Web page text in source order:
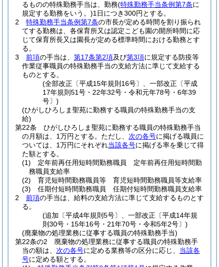
るものの特殊勤務手当は、勤務(特殊勤務手当条例第7条に
規定する勤務をいう。)1日につき300円とする。
2
特殊勤務手当条例第7条の市長が定める時間を割り振られ
てする勤務は、各保育所又は認定こども園の開所時間に応
じて保育所長又は園長が定める標準時間における勤務とす
る。
3
前項の手当は、 第17条第2項及び第3項に規定する防疫等
作業従事職員の特殊勤務手当の支給方法に準じて支給する
ものとする。
(全部改正〔平成15年規則16号〕、一部改正〔平成
17年規則51号・22年32号・令和元年78号・6年39
号〕)
(ひがしひろしま聖苑に勤務する職員の特殊勤務手当の支
給)
第22条
ひがしひろしま聖苑に勤務する職員の特殊勤務手当
の月額は、1万円とする。 ただし、 次の各号に掲げる職員に
ついては、1万円にそれぞれ当該各号に掲げる率を乗じて得
た額とする。
(1)
定年前再任用短時間勤務職員 定年前再任用短時間勤
務職員支給率
(2)
育児短時間勤務職員等 育児短時間勤務職員等支給率
(3)
任期付短時間勤務職員 任期付短時間勤務職員支給率
2
前項の手当は、給料の支給方法に準じて支給するものとす
る。
(追加〔平成4年規則5号〕、一部改正〔平成14年規
則30号・15年16号・21年70号・令和5年2号〕)
(廃棄物の処理業務に従事する職員の特殊勤務手当)
第22条の2
廃棄物の処理業務に従事する職員の特殊勤務手
当の額は、 次の各号に定める業務等の区分に応じ、 当該各
号に定める額とする。